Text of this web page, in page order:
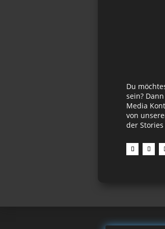
Du
sein?
Media
von
der